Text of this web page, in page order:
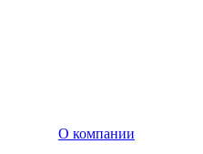
О компании